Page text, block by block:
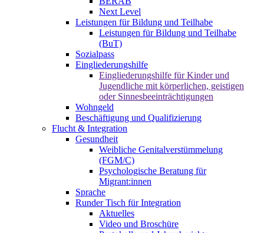
Next Level
Leistungen für Bildung und Teilhabe
Leistungen für Bildung und Teilhabe
(BuT)
Sozialpass
Eingliederungshilfe
Eingliederungshilfe für Kinder und
Jugendliche mit körperlichen, geistigen
oder Sinnesbeeinträchtigungen
Wohngeld
Beschäftigung und Qualifizierung
Flucht & Integration
Gesundheit
Weibliche Genitalverstümmelung
(FGM/C)
Psychologische Beratung für
Migrant:innen
Sprache
Runder Tisch für Integration
Aktuelles
Video und Broschüre